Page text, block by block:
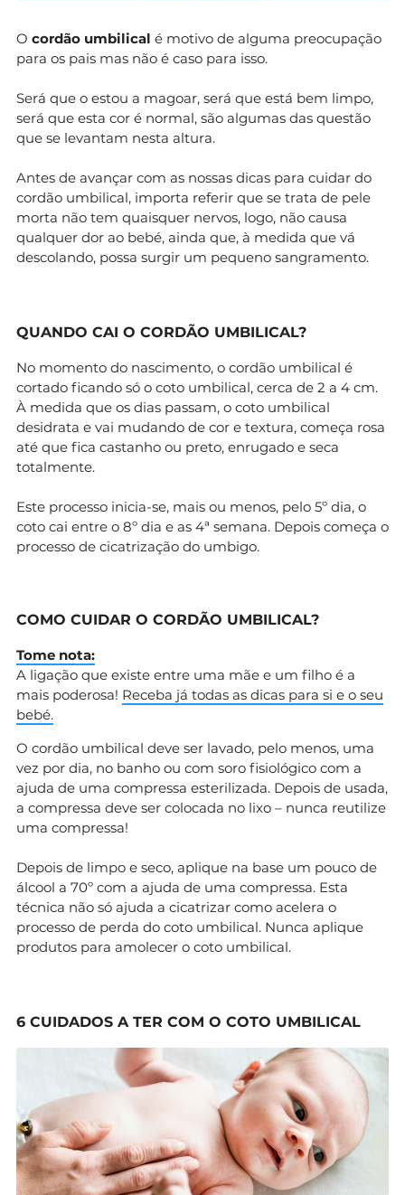
O cordão umbilical é motivo de alguma preocupação
para os pais mas não é caso para isso.
Será que o estou a magoar, será que está bem limpo,
será que esta cor é normal, são algumas das questão
que se levantam nesta altura.
Antes de avançar com as nossas dicas para cuidar do
cordão umbilical, importa referir que se trata de pele
morta não tem quaisquer nervos, logo, não causa
qualquer dor ao bebé, ainda que, à medida que vá
descolando, possa surgir um pequeno sangramento.
QUANDO CAI O CORDÃO UMBILICAL?
No momento do nascimento, o cordão umbilical é
cortado ficando só o coto umbilical, cerca de 2 a 4 cm.
À medida que os dias passam, o coto umbilical
desidrata e vai mudando de cor e textura, começa rosa
até que fica castanho ou preto, enrugado e seca
totalmente.
Este processo inicia-se, mais ou menos, pelo 5º dia, o
coto cai entre o 8º dia e as 4ª semana. Depois começa o
processo de cicatrização do umbigo.
COMO CUIDAR O CORDÃO UMBILICAL?
Tome nota:
A ligação que existe entre uma mãe e um filho é a
mais poderosa! Receba já todas as dicas para si e o seu
bebé.
O cordão umbilical deve ser lavado, pelo menos, uma
vez por dia, no banho ou com soro fisiológico com a
ajuda de uma compressa esterilizada. Depois de usada,
a compressa deve ser colocada no lixo – nunca reutilize
uma compressa!
Depois de limpo e seco, aplique na base um pouco de
álcool a 70º com a ajuda de uma compressa. Esta
técnica não só ajuda a cicatrizar como acelera o
processo de perda do coto umbilical. Nunca aplique
produtos para amolecer o coto umbilical.
6 CUIDADOS A TER COM O COTO UMBILICAL